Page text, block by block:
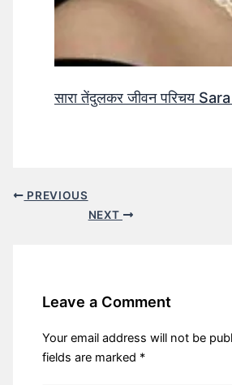
सारा तेंदुलकर जीवन परिचय
PREVIOUS
NEXT
Leave a Comment
Your email address will not be
fields are marked *